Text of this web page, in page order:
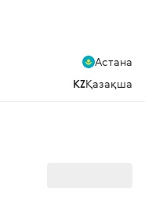
Астана
KZҚазақша